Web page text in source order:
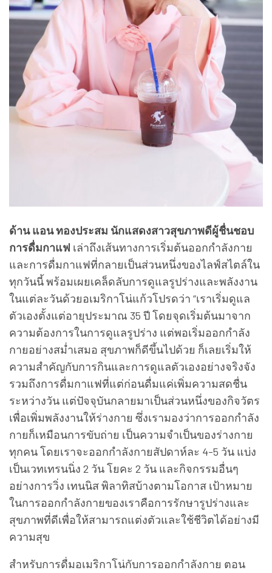
ด้าน แอน ทองประสม นักแสดงสาวสุขภาพดีผู้ชื่นชอบ
การดื่มกาแฟ เล่าถึงเส้นทางการเริ่มต้นออกกำลังกาย
และการดื่มกาแฟที่กลายเป็นส่วนหนึ่งของไลฟ์สไตล์ใน
ทุกวันนี้ พร้อมเผยเคล็ดลับการดูแลรูปร่างและพลังงาน
ในแต่ละวันด้วยอเมริกาโน่แก้วโปรดว่า “เราเริ่มดูแล
ตัวเองตั้งแต่อายุประมาณ 35 ปี โดยจุดเริ่มต้นมาจาก
ความต้องการในการดูแลรูปร่าง แต่พอเริ่มออกกำลัง
กายอย่างสม่ำเสมอ สุขภาพก็ดีขึ้นไปด้วย ก็เลยเริ่มให้
ความสำคัญกับการกินและการดูแลตัวเองอย่างจริงจัง
รวมถึงการดื่มกาแฟที่แต่ก่อนดื่มแค่เพิ่มความสดชื่น
ระหว่างวัน แต่ปัจจุบันกลายมาเป็นส่วนหนึ่งของกิจวัตร
เพื่อเพิ่มพลังงานให้ร่างกาย ซึ่งเรามองว่าการออกกำลัง
กายก็เหมือนการขับถ่าย เป็นความจำเป็นของร่างกาย
ทุกคน โดยเราจะออกกำลังกายสัปดาห์ละ 4-5 วัน แบ่ง
เป็นเวทเทรนนิ่ง 2 วัน โยคะ 2 วัน และกิจกรรมอื่นๆ
อย่างการวิ่ง เทนนิส พิลาทิสบ้างตามโอกาส เป้าหมาย
ในการออกกำลังกายของเราคือการรักษารูปร่างและ
สุขภาพที่ดีเพื่อให้สามารถแต่งตัวและใช้ชีวิตได้อย่างมี
ความสุข
สำหรับการดื่มอเมริกาโน่กับการออกกำลังกาย ตอน